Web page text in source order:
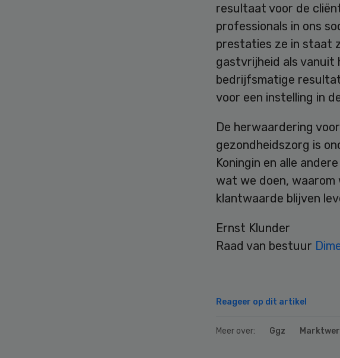
resultaat voor de
professionals in ons
prestaties ze in staat
gastvrijheid als vanuit
bedrijfsmatige
voor een instelling in
De herwaardering
gezondheidszorg is
Koningin en alle
wat we doen, waarom
klantwaarde blijven
Ernst Klunder
Raad van bestuur
Reageer op dit artikel
Meer over: Ggz